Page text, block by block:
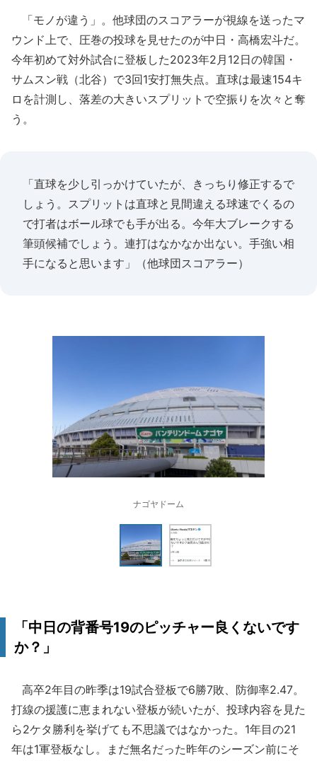
「モノが違う」。他球団のスコアラーが視線を送ったマ
ウンド上で、圧巻の投球を見せたのが中日・高橋宏斗だ。
今年初めて対外試合に登板した2023年2月12日の韓国・
サムスン戦（北谷）で3回1安打無失点。直球は最速154キ
ロを計測し、落差の大きいスプリットで空振りを次々と奪
う。
「直球を少し引っかけていたが、きっちり修正するで
しょう。スプリットは直球と見間違える球速でくるの
で打者はボール球でも手が出る。今年大ブレークする
筆頭候補でしょう。連打はなかなか出ない。手強い相
手になると思います」（他球団スコアラー）
ナゴヤドーム
「中日の背番号19のピッチャー良くないです
か？」
高卒2年目の昨季は19試合登板で6勝7敗、防御率2.47。
打線の援護に恵まれない登板が続いたが、投球内容を見た
ら2ケタ勝利を挙げても不思議ではなかった。1年目の21
年は1軍登板なし。まだ無名だった昨年のシーズン前にそ